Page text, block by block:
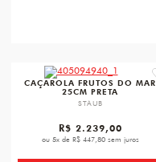
CAÇAROLA FRUTOS DO MAR
25CM PRETA
STAUB
R$ 2.239,00
ou 5x de R$ 447,80 sem juros